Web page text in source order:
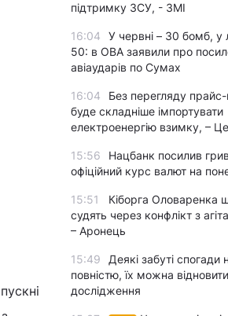
підтримку ЗСУ, - ЗМІ
16:04
У червні – 30 бомб, у
50: в ОВА заявили про
авіаударів по Сумах
16:04
Без перегляду прайс-
буде складніше імпортувати
електроенергію взимку, –
15:56
Нацбанк посилив
офіційний курс валют на
15:51
Кіборга Оловаренка
судять через конфлікт з
– Аронець
15:49
Деякі забуті спогади
повністю, їх можна
дослідження